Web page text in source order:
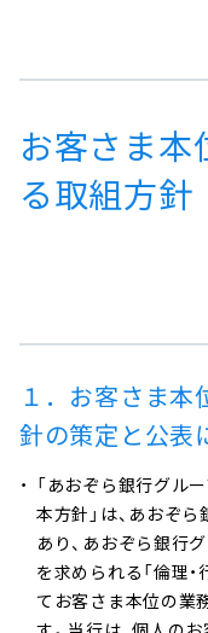
お客さま本
る取組方針
１．お客さま本
針の策定と公表
「あおぞら銀行グル
本方針」は、あおぞ
あり、あおぞら銀行
を求められる「倫理
てお客さま本位の業